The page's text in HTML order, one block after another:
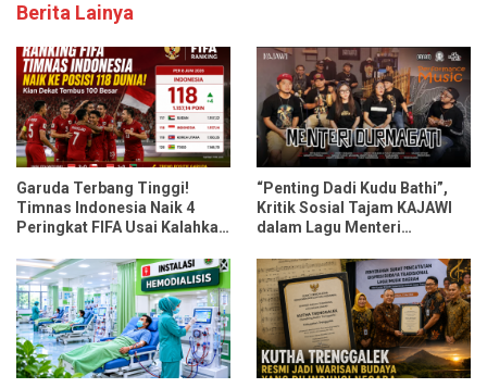
Berita Lainya
Garuda Terbang Tinggi!
Timnas Indonesia Naik 4
Peringkat FIFA Usai Kalahkan
“Penting Dadi Kudu Bathi”,
Kritik Sosial Tajam KAJAWI
dalam Lagu Menteri